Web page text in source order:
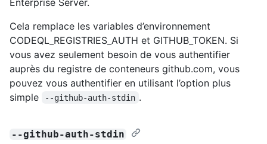
Cela remplace les variables d’environnement
CODEQL_REGISTRIES_AUTH et GITHUB_TOKEN. Si
vous avez seulement besoin de vous authentifier
auprès du registre de conteneurs github.com, vous
pouvez vous authentifier en utilisant l’option plus
simple
--github-auth-stdin .
--github-auth-stdin